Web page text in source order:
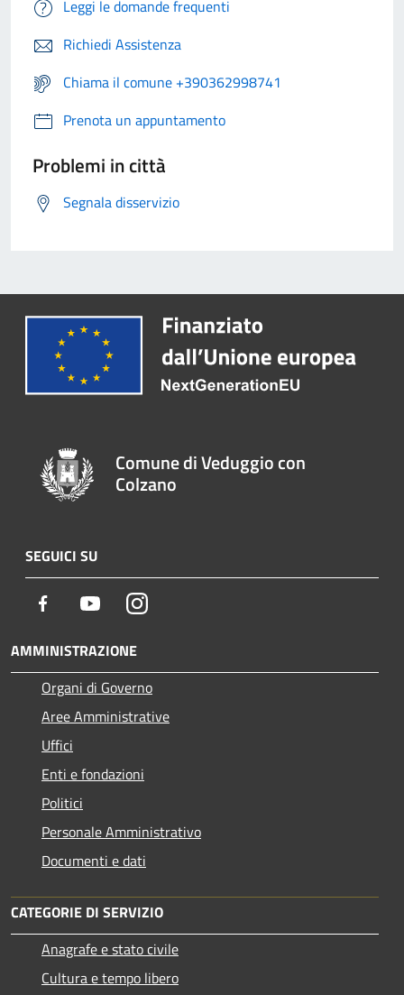
Leggi le domande frequenti
Richiedi Assistenza
Chiama il comune +390362998741
Prenota un appuntamento
Problemi in città
Segnala disservizio
Comune di Veduggio con
Colzano
SEGUICI SU
Facebook YoutubeInstagram
AMMINISTRAZIONE
Organi di Governo
Aree Amministrative
Uffici
Enti e fondazioni
Politici
Personale Amministrativo
Documenti e dati
CATEGORIE DI SERVIZIO
Anagrafe e stato civile
Cultura e tempo libero